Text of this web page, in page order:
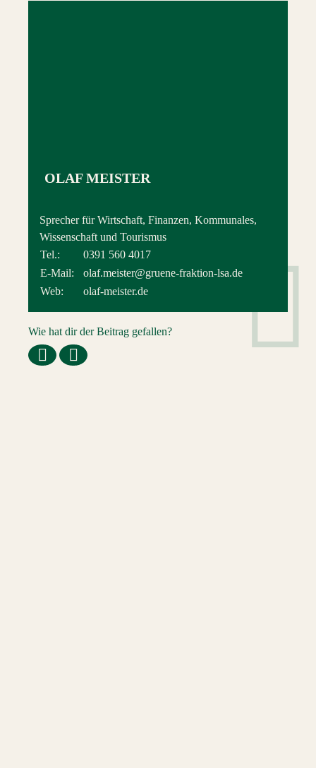
OLAF MEISTER
Sprecher für Wirtschaft, Finanzen, Kommunales,
Wissenschaft und Tourismus
Tel.:
0391 560 4017
E-Mail:
olaf.meister@gruene-fraktion-lsa.de
Web:
olaf-meister.de
Wie hat dir der Beitrag gefallen?